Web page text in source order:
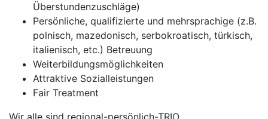
Überstundenzuschläge)
Persönliche, qualifizierte und mehrsprachige (z.B.
polnisch, mazedonisch, serbokroatisch, türkisch,
italienisch, etc.) Betreuung
Weiterbildungsmöglichkeiten
Attraktive Sozialleistungen
Fair Treatment
Wir alle sind regional-persönlich-TRIO